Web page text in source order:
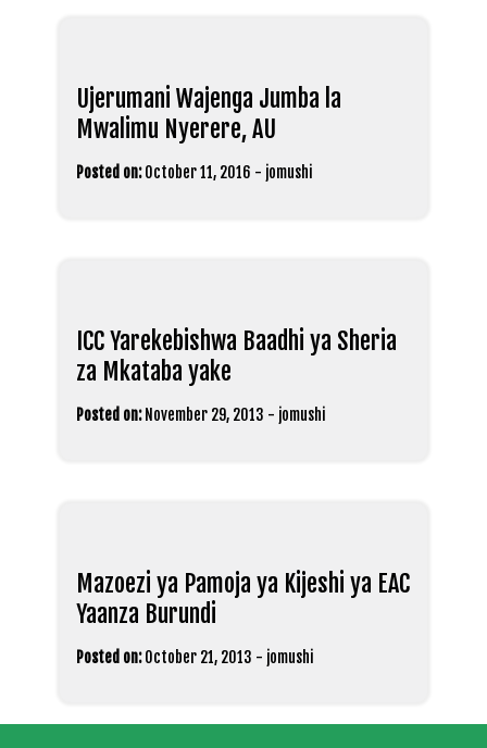
Ujerumani Wajenga Jumba la
Mwalimu Nyerere, AU
Posted on: October 11, 2016 - jomushi
ICC Yarekebishwa Baadhi ya Sheria
za Mkataba yake
Posted on: November 29, 2013 - jomushi
Mazoezi ya Pamoja ya Kijeshi ya EAC
Yaanza Burundi
Posted on: October 21, 2013 - jomushi